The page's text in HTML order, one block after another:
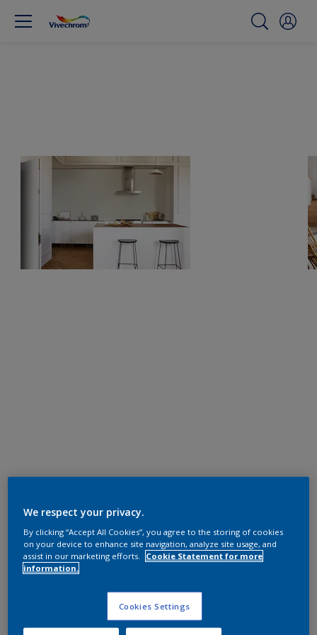
We respect your privacy.
By clicking “Accept All Cookies”, you agree to the storing of cookies
on your device to enhance site navigation, analyze site usage, and
assist in our marketing efforts.
Cookie Statement for more
information.
Cookies Settings